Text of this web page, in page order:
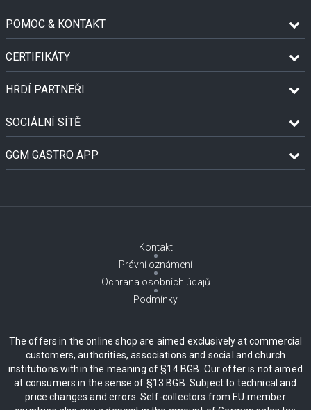
POMOC & KONTAKT
CERTIFIKÁTY
HRDÍ PARTNEŘI
SOCIÁLNÍ SÍTĚ
GGM GASTRO APP
Kontakt
Právní oznámení
Ochrana osobních údajů
Podmínky
The offers in the online shop are aimed exclusively at commercial
customers, authorities, associations and social and church
institutions within the meaning of §14 BGB. Our offer is not aimed
at consumers in the sense of §13 BGB. Subject to technical and
price changes and errors. Self-collectors from EU member